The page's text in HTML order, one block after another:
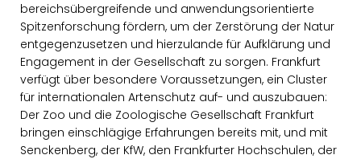
bereichsübergreifende und anwendungsorientierte
Spitzenforschung fördern, um der Zerstörung der Natur
entgegenzusetzen und hierzulande für Aufklärung und
Engagement in der Gesellschaft zu sorgen. Frankfurt
verfügt über besondere Voraussetzungen, ein Cluster
für internationalen Artenschutz auf- und auszubauen:
Der Zoo und die Zoologische Gesellschaft Frankfurt
bringen einschlägige Erfahrungen bereits mit, und mit
Senckenberg, der KfW, den Frankfurter Hochschulen, der